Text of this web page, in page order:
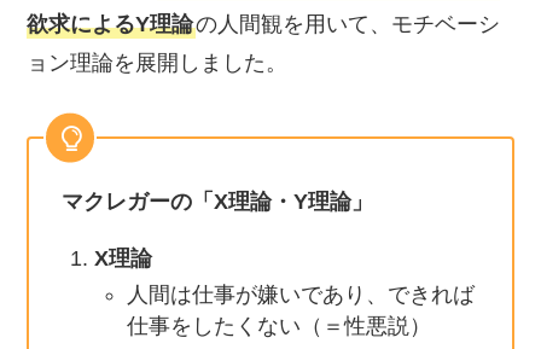
欲求によるY理論の人間観を用いて、モチベーシ
ョン理論を展開しました。
マクレガーの「X理論・Y理論」
X理論
人間は仕事が嫌いであり、できれば
仕事をしたくない（＝性悪説）